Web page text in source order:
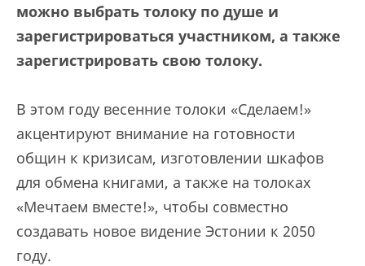
можно выбрать толоку по душе и
зарегистрироваться участником, а также
зарегистрировать свою толоку.
В этом году весенние толоки «Сделаем!»
акцентируют внимание на готовности
общин к кризисам, изготовлении шкафов
для обмена книгами, а также на толоках
«Мечтаем вместе!», чтобы совместно
создавать новое видение Эстонии к 2050
году.